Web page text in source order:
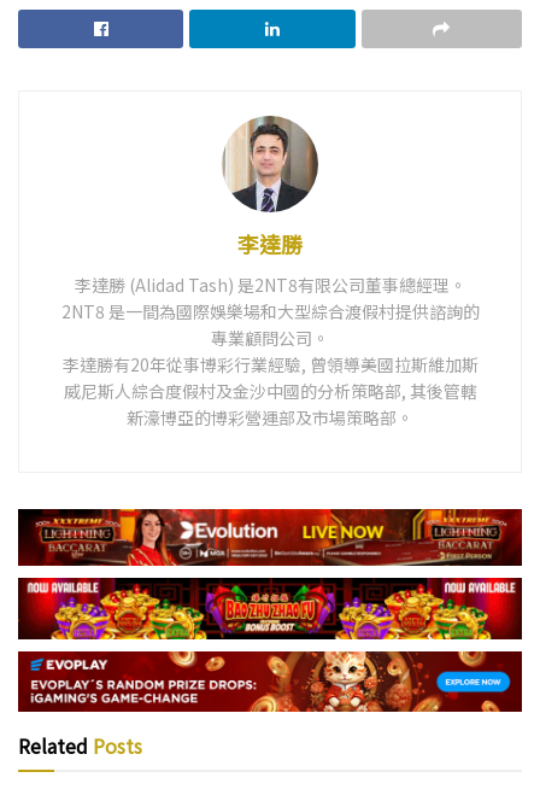
李達勝
李達勝 (Alidad Tash) 是2NT8有限公司董事總經理。
2NT8 是一間為國際娛樂場和大型綜合渡假村提供諮詢的
專業顧問公司。
李達勝有20年從事博彩行業經驗, 曾領導美國拉斯維加斯
威尼斯人綜合度假村及金沙中國的分析策略部, 其後管轄
新濠博亞的博彩營運部及市場策略部。
Related Posts